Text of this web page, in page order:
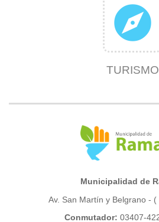
explore
TURISMO
Municipalidad de
Av. San Martín y Belgrano -
Conmutador: 03407-